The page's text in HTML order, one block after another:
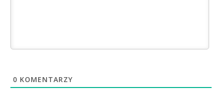
0 KOMENTARZY